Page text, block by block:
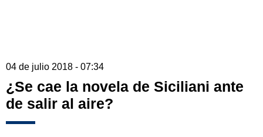
04 de julio 2018 - 07:34
¿Se cae la novela de Siciliani ante
de salir al aire?